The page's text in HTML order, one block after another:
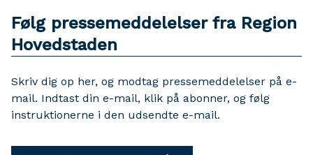
Følg pressemeddelelser fra Region
Hovedstaden
Skriv dig op her, og modtag pressemeddelelser på e-
mail. Indtast din e-mail, klik på abonner, og følg
instruktionerne i den udsendte e-mail.